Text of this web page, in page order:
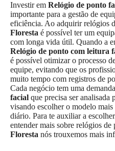
Investir em Relógio de ponto
importante para a gestão de
eficiência. Ao adquirir relógios
Floresta é possível ter um
com longa vida útil. Quando a
Relógio de ponto com leitura
é possível otimizar o processo
equipe, evitando que os
muito tempo com registros de
Cada negócio tem uma
facial que precisa ser analisada
visando escolher o modelo
diário. Para te auxiliar a
entender mais sobre relógios de
Floresta nós trouxemos mais